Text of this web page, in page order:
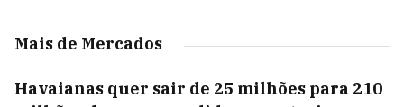
Mais de Mercados
Havaianas quer sair de 25 milhões para 210